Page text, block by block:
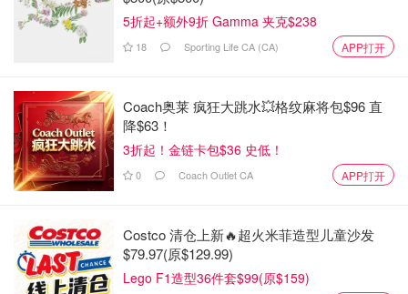
5折起+额外9折 Gamma 夹克$238
18 Sporting Life CA (CA) APP打开
Coach奥莱 疯狂大跳水💥格纹麻将包$96 直
降$63！
3折起！金链卡包$36 史低！
0 Coach Outlet CA APP打开
Costco 清仓上新🔥超火米菲造型儿童沙发
$79.97(原$129.99)
Lego F1造型36件套$99(原$159)